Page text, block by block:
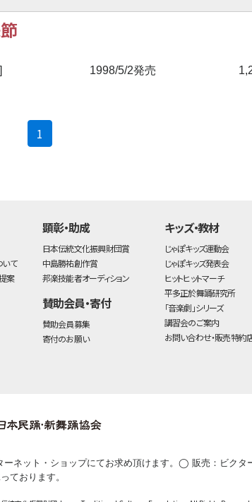
1998/5/2発売
1
いて
案
顕彰・助成
日本伝統文化振興財団賞
中島勝祐創作賞
邦楽技能者オーディション
賛助会員・寄付
賛助会員募集
寄付のお願い
キッズ・教材
じゃぽキッズ運動会
じゃぽキッズ発表会
ヒットヒットマーチ
平多正於舞踊研究所
「音楽劇」シリーズ
講習会のご案内
お問い合わせ・販売特約
ネット・ショップにてお求め頂けます。◯ 販売：ビクタ
ております。